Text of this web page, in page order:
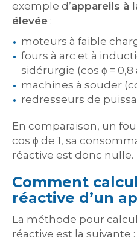
exemple d’appareils à
élevée :
moteurs à faible
fours à arc et à
sidérurgie (cos ϕ = 0,8
machines à souder
redresseurs de
En comparaison, un
cos ϕ de 1, sa
réactive est donc nulle.
Comment
réactive d’un
La méthode pour
réactive est la suivante :